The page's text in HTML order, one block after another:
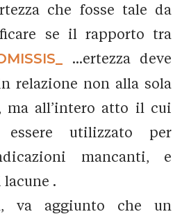
che fosse tale da
se il rapporto tra
...ertezza deve
relazione non alla sola
ma all’intero atto il cui
utilizzato per
mancanti, e
.
va aggiunto che un